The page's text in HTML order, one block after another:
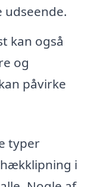
kan også
og
påvirke
typer
i